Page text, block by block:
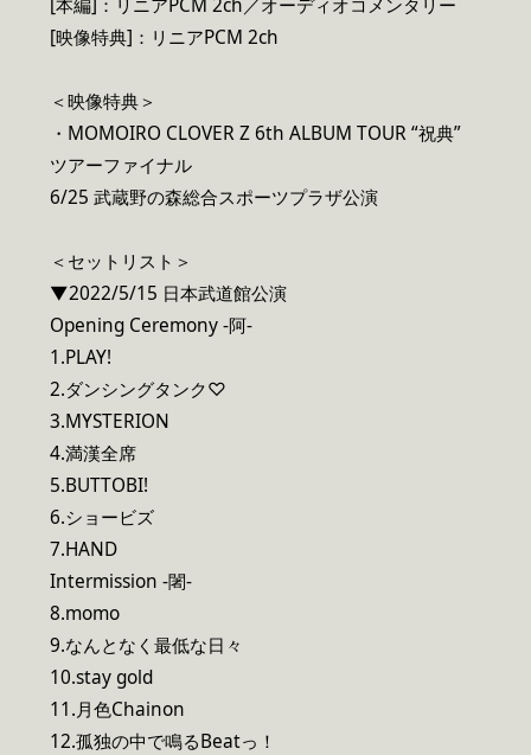
[映像特典]：リニアPCM 2ch
＜映像特典＞
・MOMOIRO CLOVER Z 6th ALBUM TOUR “祝典”
ツアーファイナル
6/25 武蔵野の森総合スポーツプラザ公演
＜セットリスト＞
▼2022/5/15 日本武道館公演
Opening Ceremony -阿-
1.PLAY!
2.ダンシングタンク♡
3.MYSTERION
4.満漢全席
5.BUTTOBI!
6.ショービズ
7.HAND
Intermission -闍-
8.momo
9.なんとなく最低な日々
10.stay gold
11.月色Chainon
12.孤独の中で鳴るBeatっ！